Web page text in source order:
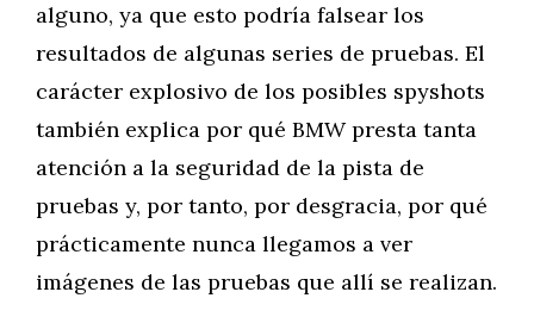
alguno, ya que esto podría falsear los
resultados de algunas series de pruebas. El
carácter explosivo de los posibles spyshots
también explica por qué BMW presta tanta
atención a la seguridad de la pista de
pruebas y, por tanto, por desgracia, por qué
prácticamente nunca llegamos a ver
imágenes de las pruebas que allí se realizan.